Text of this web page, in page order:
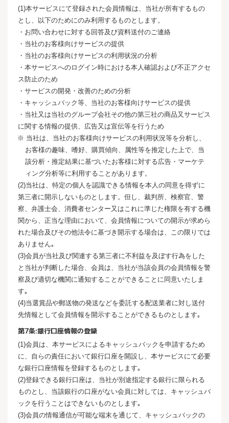
(1)本サービスにて登録された会員情報は、当社が所有するもの
とし、以下のためにのみ利用するものとします。
・お問い合わせに対する回答及び資料送付のご連絡
・当社のお客様向けサービスの提供
・当社のお客様向けサービスの利用状況の分析
・本サービスへのログイン時における本人確認および不正アクセ
ス防止のため
・サービスの開発・改善のための分析
・キャッシュバック等、当社のお客様向けサービスの提供
・当社又は当社のグループ会社その他の第三社の商品又サービス
に関する情報の提供、広告又は宣伝等を行うため
※ 当社は、当社のお客様向けサービスの利用状況等を分析し、
お客様の趣味、嗜好、購買傾向、属性等を推定した上で、当
該分析・推定結果に基づいたお客様に対する広告・マーケテ
ィング分析等に利用することがあります。
(2)当社は、特定の個人を認識できる情報を本人の同意を得ずに
第三者に開示しないものとします。但し、裁判所、検察官、警
察、弁護士会、消費者センター又はこれに準じた権限を有する機
関から、正当な理由において、会員情報についての開示が求めら
れた場合及びその他法令に基づき開示する場合は、この限りでは
ありません｡
(3)会員が当社及び関連する第三者に不利益を及ぼす行為をした
と当社が判断した場合、会員は、当社が当該会員の会員情報を警
察及び適切な機関に通知することができることに同意いたしま
す｡
(4)当選賞品や郵送物の発送などを委託する配送業者に対し送付
先情報として会員情報を開示することができるものとします｡
第7条:銀行口座情報の登録
(1)会員は、本サービスによるキャッシュバックを申請するため
に、自らの責任において銀行口座を開設し、本サービスにて必要
な銀行口座情報を登録するものとします｡
(2)登録できる銀行口座は、当社が別途指定する銀行に限られる
ものとし、当該銀行の口座がない会員に対しては、キャッシュバ
ックを行うことはできないものとします｡
(3)会員の情報通信が可能な端末を通じて、キャッシュバックの